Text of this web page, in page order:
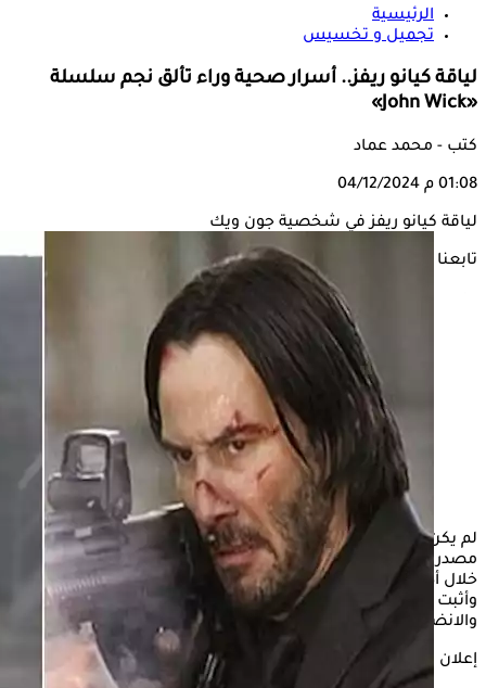
الرئيسية
تجميل و تخسيس
لياقة كيانو ريفز.. أسرار صحية وراء تألق نجم سلسلة
«John Wick»
كتب - محمد عماد
01:08 م 04/12/2024
لياقة كيانو ريفز في شخصية جون ويك
تابعنا على
لم يكنكيانو ريفز مجرد ممثل شهير في أفلام الحركة، بل أصبح
مصدر إلهام لكل من يسعى لتحقيق اللياقة البدنية والتميز من
خلال أدواره في أفلام، مثلجون ويك وماتريكس وكونستانتين،
وأثبت أنه ليس فقط نجمًا أمام الكاميرا، بل نموذجًا للالتزام
والانضباط البدني، مما جعله مرجعًا رياضيًا لعشاق الحركة.
إعلان